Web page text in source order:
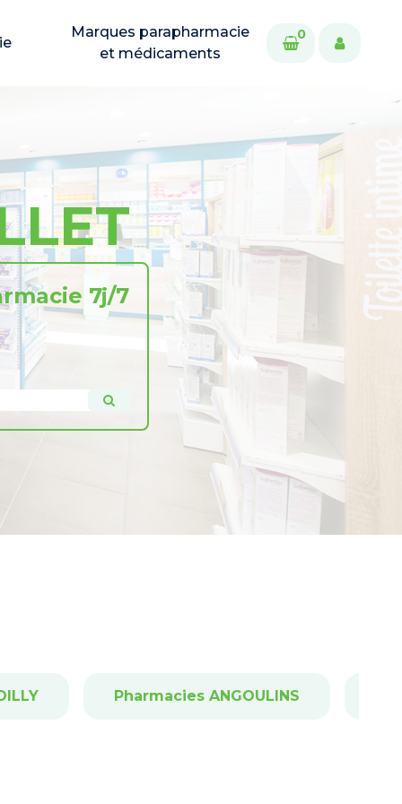
Marques parapharmacie
et médicaments
0
7j/7
Pharmacies ANGOULINS